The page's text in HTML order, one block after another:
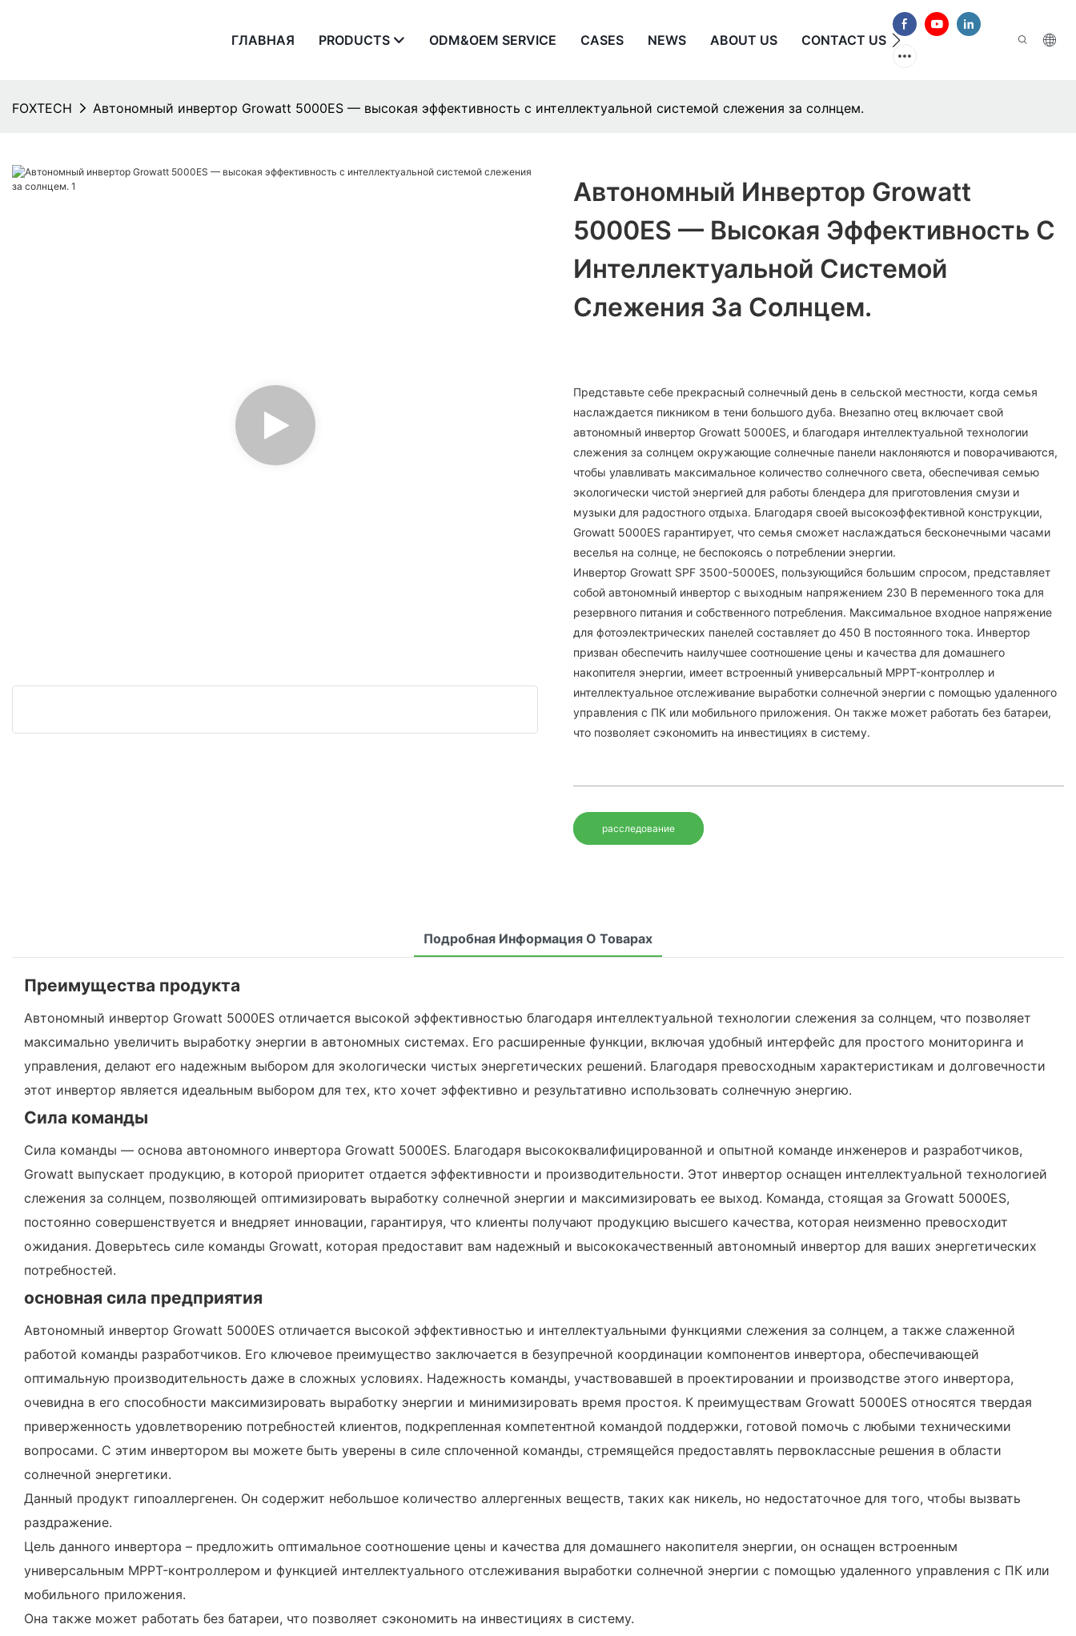
ГЛАВНАЯ PRODUCTS ODM&OEM SERVICE CASES NEWS ABOUT US CONTACT US ЧАСТО ЗАДАВАЕМЫЕ
FOXTECH Автономный инвертор Growatt 5000ES — высокая эффективность с интеллектуальной системой слежения за солнцем.
Автономный Инвертор Growatt
5000ES — Высокая Эффективность С
Интеллектуальной Системой
Слежения За Солнцем.
Представьте себе прекрасный солнечный день в сельской местности, когда семья
наслаждается пикником в тени большого дуба. Внезапно отец включает свой
автономный инвертор Growatt 5000ES, и благодаря интеллектуальной технологии
слежения за солнцем окружающие солнечные панели наклоняются и поворачиваются,
чтобы улавливать максимальное количество солнечного света, обеспечивая семью
экологически чистой энергией для работы блендера для приготовления смузи и
музыки для радостного отдыха. Благодаря своей высокоэффективной конструкции,
Growatt 5000ES гарантирует, что семья сможет наслаждаться бесконечными часами
веселья на солнце, не беспокоясь о потреблении энергии.
Инвертор Growatt SPF 3500-5000ES, пользующийся большим спросом, представляет
собой автономный инвертор с выходным напряжением 230 В переменного тока для
резервного питания и собственного потребления. Максимальное входное напряжение
для фотоэлектрических панелей составляет до 450 В постоянного тока. Инвертор
призван обеспечить наилучшее соотношение цены и качества для домашнего
накопителя энергии, имеет встроенный универсальный MPPT-контроллер и
интеллектуальное отслеживание выработки солнечной энергии с помощью удаленного
управления с ПК или мобильного приложения. Он также может работать без батареи,
что позволяет сэкономить на инвестициях в систему.
расследование
Подробная Информация О Товарах
Преимущества продукта
Автономный инвертор Growatt 5000ES отличается высокой эффективностью благодаря интеллектуальной технологии слежения за солнцем, что позволяет
максимально увеличить выработку энергии в автономных системах. Его расширенные функции, включая удобный интерфейс для простого мониторинга и
управления, делают его надежным выбором для экологически чистых энергетических решений. Благодаря превосходным характеристикам и долговечности
этот инвертор является идеальным выбором для тех, кто хочет эффективно и результативно использовать солнечную энергию.
Сила команды
Сила команды — основа автономного инвертора Growatt 5000ES. Благодаря высококвалифицированной и опытной команде инженеров и разработчиков,
Growatt выпускает продукцию, в которой приоритет отдается эффективности и производительности. Этот инвертор оснащен интеллектуальной технологией
слежения за солнцем, позволяющей оптимизировать выработку солнечной энергии и максимизировать ее выход. Команда, стоящая за Growatt 5000ES,
постоянно совершенствуется и внедряет инновации, гарантируя, что клиенты получают продукцию высшего качества, которая неизменно превосходит
ожидания. Доверьтесь силе команды Growatt, которая предоставит вам надежный и высококачественный автономный инвертор для ваших энергетических
потребностей.
основная сила предприятия
Автономный инвертор Growatt 5000ES отличается высокой эффективностью и интеллектуальными функциями слежения за солнцем, а также слаженной
работой команды разработчиков. Его ключевое преимущество заключается в безупречной координации компонентов инвертора, обеспечивающей
оптимальную производительность даже в сложных условиях. Надежность команды, участвовавшей в проектировании и производстве этого инвертора,
очевидна в его способности максимизировать выработку энергии и минимизировать время простоя. К преимуществам Growatt 5000ES относятся твердая
приверженность удовлетворению потребностей клиентов, подкрепленная компетентной командой поддержки, готовой помочь с любыми техническими
вопросами. С этим инвертором вы можете быть уверены в силе сплоченной команды, стремящейся предоставлять первоклассные решения в области
солнечной энергетики.
Данный продукт гипоаллергенен. Он содержит небольшое количество аллергенных веществ, таких как никель, но недостаточное для того, чтобы вызвать
раздражение.
Цель данного инвертора – предложить оптимальное соотношение цены и качества для домашнего накопителя энергии, он оснащен встроенным
универсальным MPPT-контроллером и функцией интеллектуального отслеживания выработки солнечной энергии с помощью удаленного управления с ПК или
мобильного приложения.
Она также может работать без батареи, что позволяет сэкономить на инвестициях в систему.